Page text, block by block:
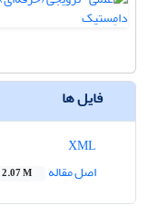
فایل ها
اصل مقاله
2.07 M